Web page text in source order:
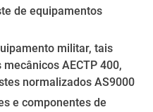
de equipamentos
militar, tais
AECTP 400,
normalizados AS9000
e componentes de